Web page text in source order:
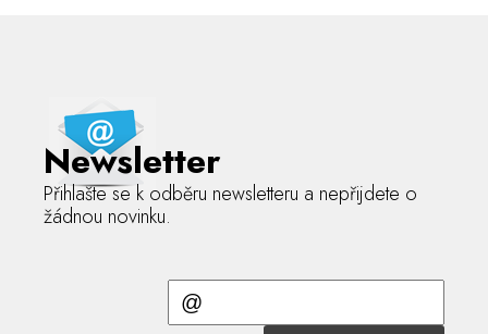
Newsletter
Přihlašte se k odběru newsletteru a nepřijdete o
žádnou novinku.